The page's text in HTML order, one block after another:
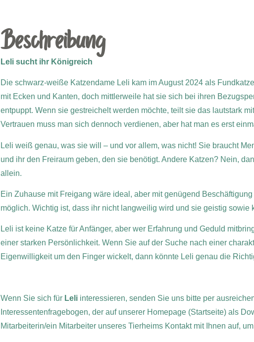
Beschreibung
Leli sucht ihr Königreich
Die schwarz-weiße Katzendame Leli kam im August 2024 als
mit Ecken und Kanten, doch mittlerweile hat sie sich bei ihren
entpuppt. Wenn sie gestreichelt werden möchte, teilt sie das lautstark
Vertrauen muss man sich dennoch verdienen, aber hat man es erst
Leli weiß genau, was sie will – und vor allem, was nicht! Sie braucht
und ihr den Freiraum geben, den sie benötigt. Andere Katzen? Nein,
allein.
Ein Zuhause mit Freigang wäre ideal, aber mit genügend
möglich. Wichtig ist, dass ihr nicht langweilig wird und sie geistig sowie
Leli ist keine Katze für Anfänger, aber wer Erfahrung und Geduld
einer starken Persönlichkeit. Wenn Sie auf der Suche nach einer
Eigenwilligkeit um den Finger wickelt, dann könnte Leli genau die
Wenn Sie sich fürLeli interessieren, senden Sie uns bitte per
Interessentenfragebogen, der auf unserer Homepage (Startseite) als
Mitarbeiterin/ein Mitarbeiter unseres Tierheims Kontakt mit Ihnen auf,